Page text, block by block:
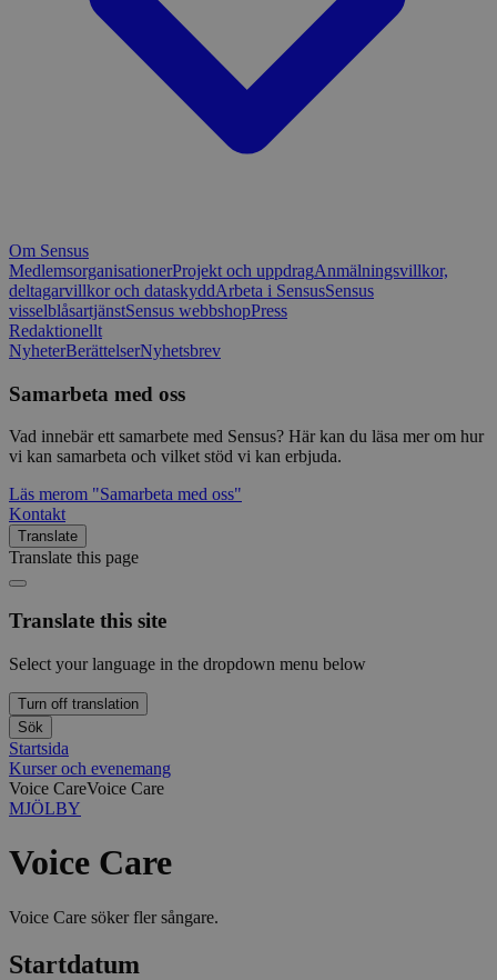
Om Sensus
MedlemsorganisationerProjekt och uppdragAnmälningsvillkor,
deltagarvillkor och dataskyddArbeta i SensusSensus
visselblåsartjänstSensus webbshopPress
Redaktionellt
NyheterBerättelserNyhetsbrev
Samarbeta med oss
Vad innebär ett samarbete med Sensus? Här kan du läsa mer om hur
vi kan samarbeta och vilket stöd vi kan erbjuda.
Läs merom "Samarbeta med oss"
Kontakt
Translate
Translate this page
Translate this site
Select your language in the dropdown menu below
Turn off translation
Sök
Startsida
Kurser och evenemang
Voice CareVoice Care
MJÖLBY
Voice Care
Voice Care söker fler sångare.
Startdatum